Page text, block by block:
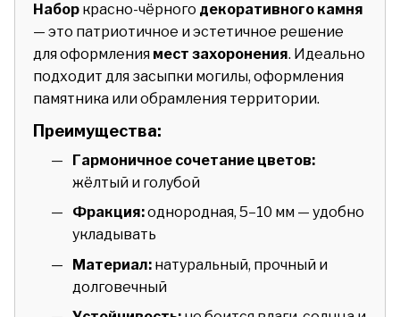
Набор красно-чёрного декоративного камня
— это патриотичное и эстетичное решение
для оформления мест захоронения. Идеально
подходит для засыпки могилы, оформления
памятника или обрамления территории.
Преимущества:
Гармоничное сочетание цветов:
жёлтый и голубой
Фракция:однородная, 5–10 мм — удобно
укладывать
Материал: натуральный, прочный и
долговечный